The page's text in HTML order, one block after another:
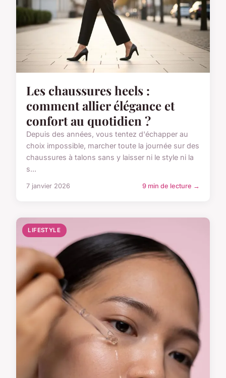
Les chaussures heels :
comment allier élégance et
confort au quotidien ?
Depuis des années, vous tentez d'échapper au
choix impossible, marcher toute la journée sur des
chaussures à talons sans y laisser ni le style ni la
s...
7 janvier 2026 9 min de lecture →
LIFESTYLE